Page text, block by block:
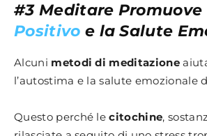
#3 Meditare Promuove
Positivo e la Salute
Alcuni metodi di meditazione
l’autostima e la salute emozionale
Questo perché lecitochine,